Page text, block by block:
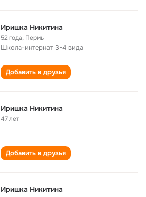
Иришка Никитина
52 года, Пермь
Школа-интернат 3-4 вида
Добавить в друзья
Иришка Никитина
47 лет
Добавить в друзья
Иришка Никитина